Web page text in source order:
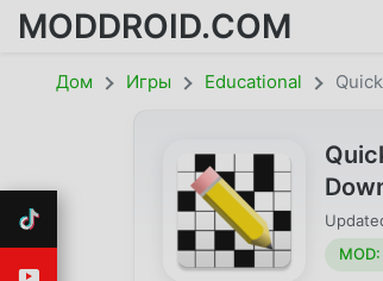
MODDROID.COM
Дом Игры Educational